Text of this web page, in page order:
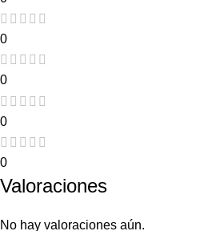
0
0
0
0
Valoraciones
No hay valoraciones aún.